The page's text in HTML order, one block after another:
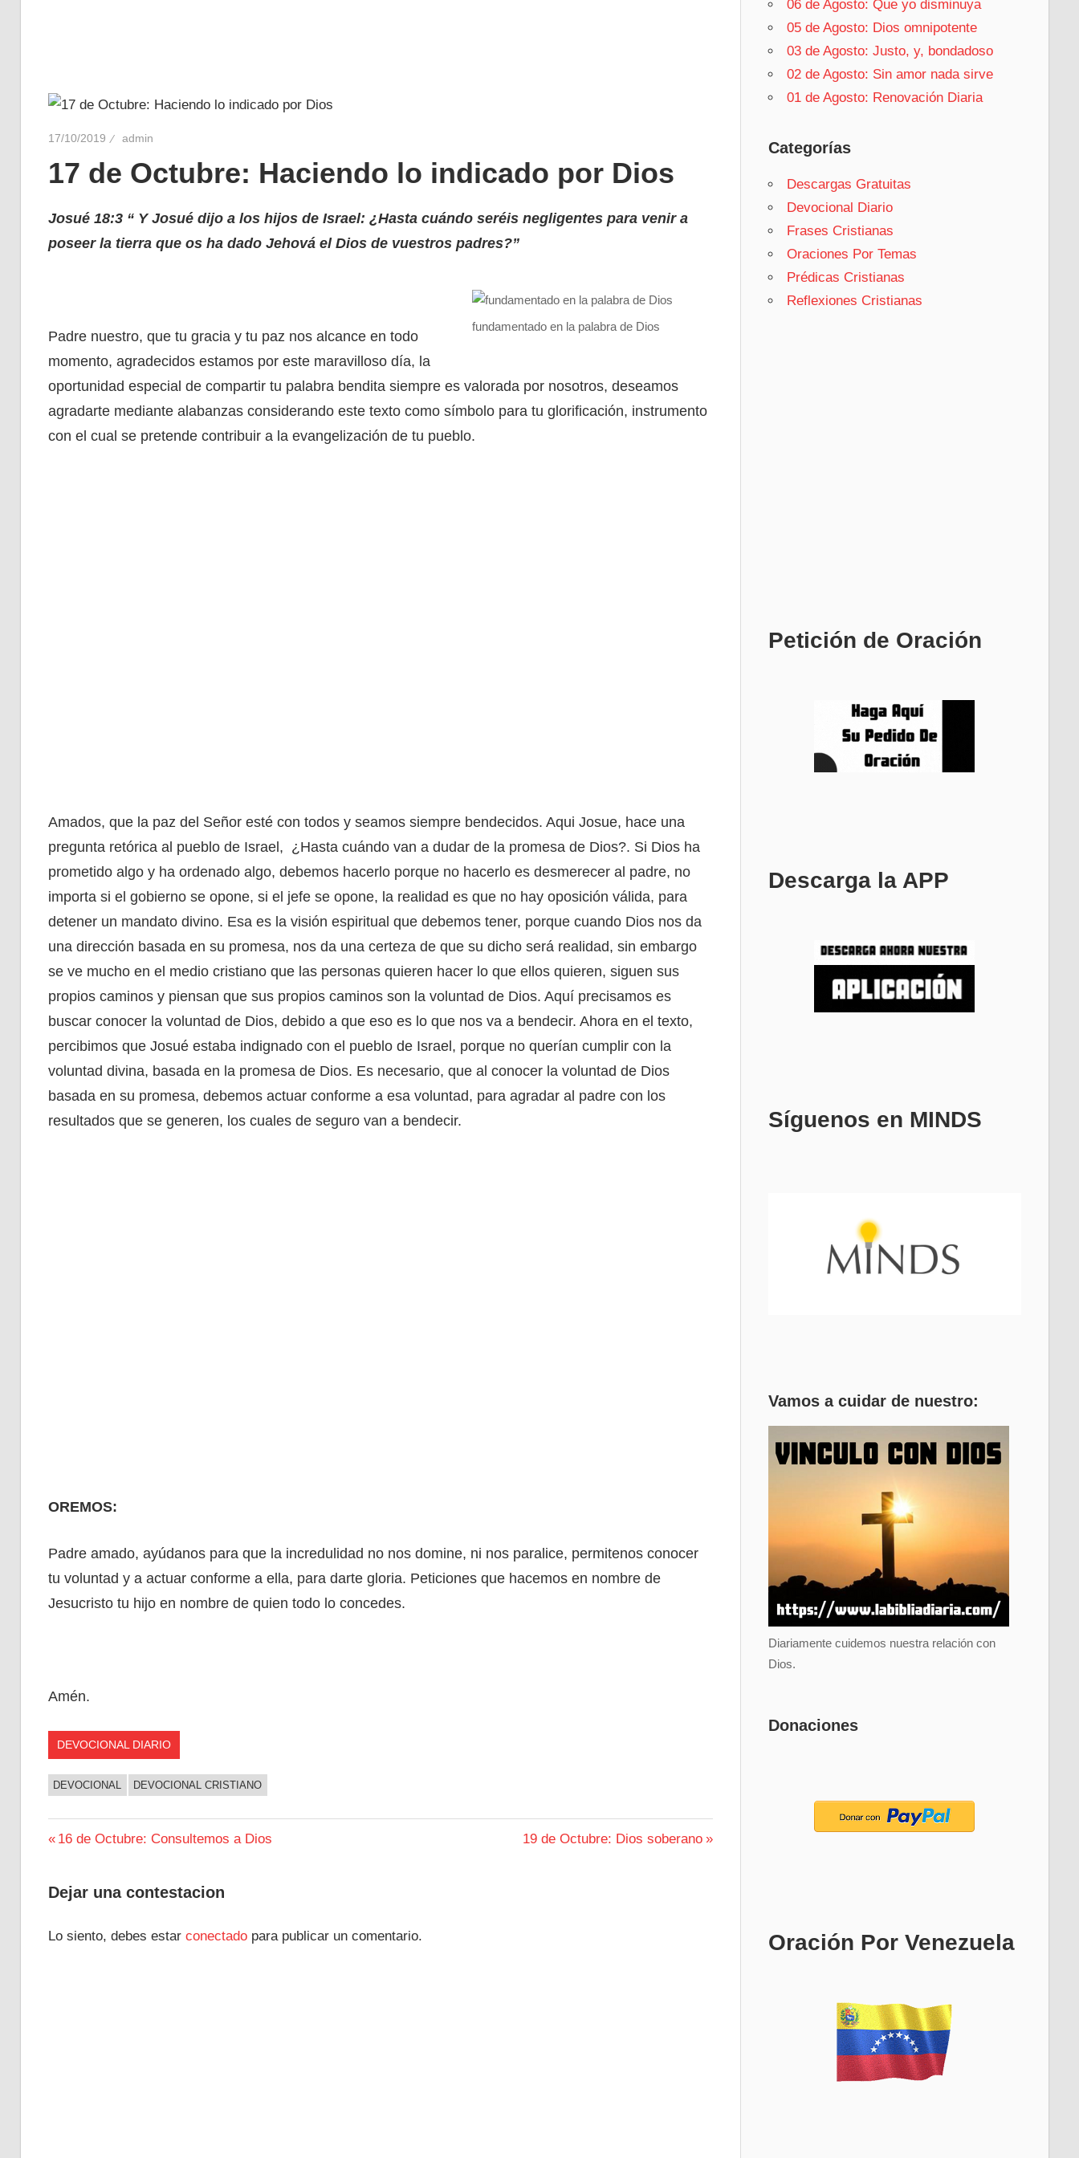
17/10/2019 admin
17 de Octubre: Haciendo lo indicado por Dios
Josué 18:3 “ Y Josué dijo a los hijos de Israel: ¿Hasta cuándo seréis negligentes para venir a
poseer la tierra que os ha dado Jehová el Dios de vuestros padres?”
fundamentado en la palabra de Dios
Padre nuestro, que tu gracia y tu paz nos alcance en todo
momento, agradecidos estamos por este maravilloso día, la
oportunidad especial de compartir tu palabra bendita siempre es valorada por nosotros, deseamos
agradarte mediante alabanzas considerando este texto como símbolo para tu glorificación, instrumento
con el cual se pretende contribuir a la evangelización de tu pueblo.
Amados, que la paz del Señor esté con todos y seamos siempre bendecidos. Aqui Josue, hace una
pregunta retórica al pueblo de Israel, ¿Hasta cuándo van a dudar de la promesa de Dios?. Si Dios ha
prometido algo y ha ordenado algo, debemos hacerlo porque no hacerlo es desmerecer al padre, no
importa si el gobierno se opone, si el jefe se opone, la realidad es que no hay oposición válida, para
detener un mandato divino. Esa es la visión espiritual que debemos tener, porque cuando Dios nos da
una dirección basada en su promesa, nos da una certeza de que su dicho será realidad, sin embargo
se ve mucho en el medio cristiano que las personas quieren hacer lo que ellos quieren, siguen sus
propios caminos y piensan que sus propios caminos son la voluntad de Dios. Aquí precisamos es
buscar conocer la voluntad de Dios, debido a que eso es lo que nos va a bendecir. Ahora en el texto,
percibimos que Josué estaba indignado con el pueblo de Israel, porque no querían cumplir con la
voluntad divina, basada en la promesa de Dios. Es necesario, que al conocer la voluntad de Dios
basada en su promesa, debemos actuar conforme a esa voluntad, para agradar al padre con los
resultados que se generen, los cuales de seguro van a bendecir.
OREMOS:
Padre amado, ayúdanos para que la incredulidad no nos domine, ni nos paralice, permitenos conocer
tu voluntad y a actuar conforme a ella, para darte gloria. Peticiones que hacemos en nombre de
Jesucristo tu hijo en nombre de quien todo lo concedes.
Amén.
DEVOCIONAL DIARIO
DEVOCIONAL DEVOCIONAL CRISTIANO
Navegación
entradas
Entrada
16 de Octubre: Consultemos a Dios
Siguiente
19 de Octubre: Dios soberano
Dejar una contestacion
Lo siento, debes estar conectadopara publicar un comentario.
06 de Agosto: Que yo disminuya
05 de Agosto: Dios omnipotente
03 de Agosto: Justo, y, bondadoso
02 de Agosto: Sin amor nada sirve
01 de Agosto: Renovación Diaria
Categorías
Descargas Gratuitas
Devocional Diario
Frases Cristianas
Oraciones Por Temas
Prédicas Cristianas
Reflexiones Cristianas
Petición de Oración
Descarga la APP
Síguenos en MINDS
Vamos a cuidar de nuestro:
Diariamente cuidemos nuestra relación con
Dios.
Donaciones
Oración Por Venezuela